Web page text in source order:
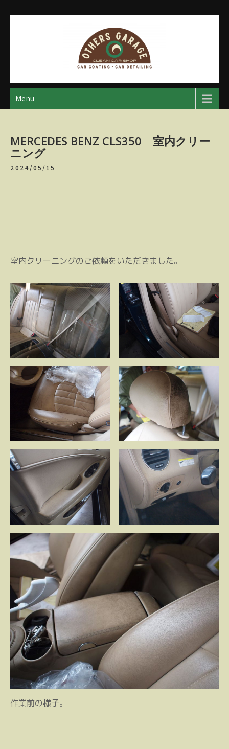
アザースガレージ
【神奈川・厚木・愛川】カーメンテナンス
Menu
MERCEDES BENZ CLS350 室内クリー
ニング
2024/05/15
室内クリーニングのご依頼をいただきました。
作業前の様子。